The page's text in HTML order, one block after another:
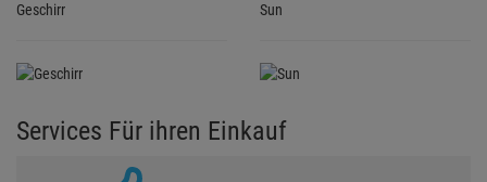
Geschirr Sun
Services Für ihren Einkauf